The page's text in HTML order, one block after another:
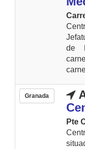
de
Granada
Pte